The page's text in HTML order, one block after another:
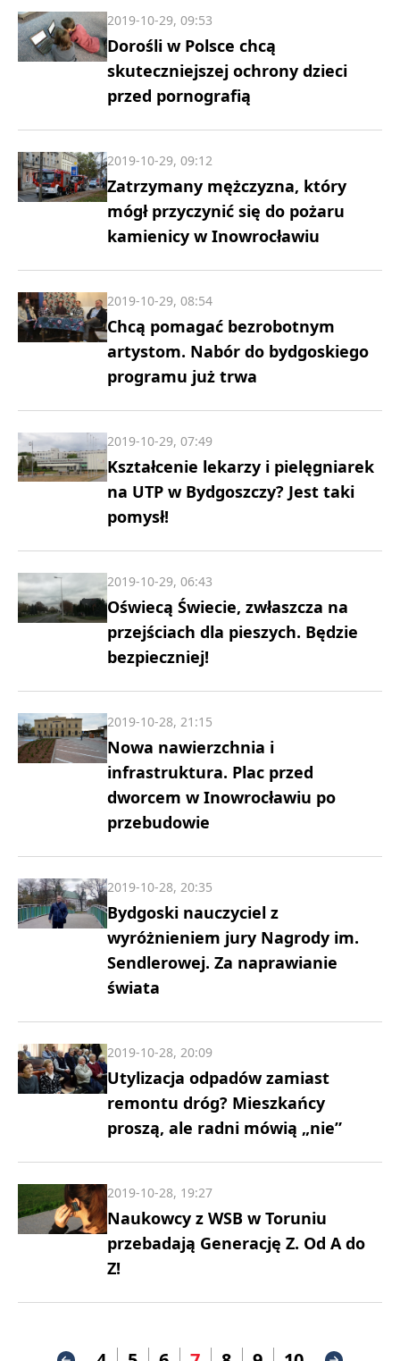
Dorośli w Polsce chcą
skuteczniejszej ochrony dzieci
przed pornografią
2019-10-29, 09:53
Zatrzymany mężczyzna, który
mógł przyczynić się do pożaru
kamienicy w Inowrocławiu
2019-10-29, 09:12
Chcą pomagać bezrobotnym
artystom. Nabór do bydgoskiego
programu już trwa
2019-10-29, 08:54
Kształcenie lekarzy i pielęgniarek
na UTP w Bydgoszczy? Jest taki
pomysł!
2019-10-29, 07:49
Oświecą Świecie, zwłaszcza na
przejściach dla pieszych. Będzie
bezpieczniej!
2019-10-29, 06:43
Nowa nawierzchnia i
infrastruktura. Plac przed
dworcem w Inowrocławiu po
przebudowie
2019-10-28, 21:15
Bydgoski nauczyciel z
wyróżnieniem jury Nagrody im.
Sendlerowej. Za naprawianie
świata
2019-10-28, 20:35
Utylizacja odpadów zamiast
remontu dróg? Mieszkańcy
proszą, ale radni mówią „nie”
2019-10-28, 20:09
Naukowcy z WSB w Toruniu
przebadają Generację Z. Od A do
Z!
2019-10-28, 19:27